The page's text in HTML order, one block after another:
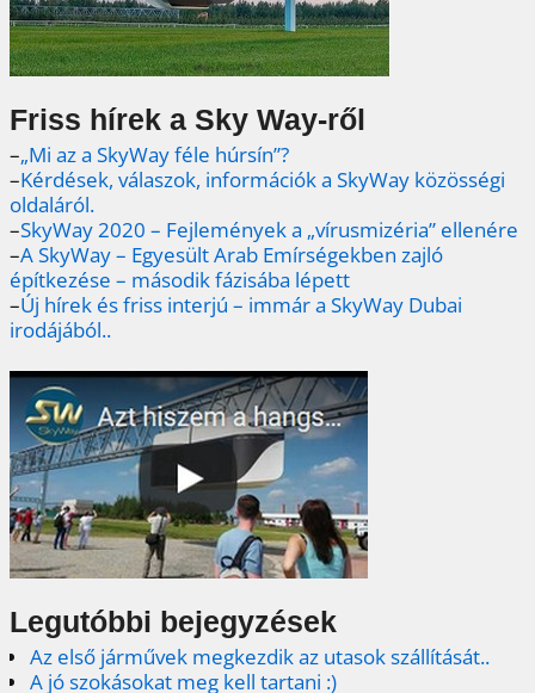
Friss hírek a Sky Way-ről
–„Mi az a SkyWay féle húrsín”?
–Kérdések, válaszok, információk a SkyWay közösségi
oldaláról.
–SkyWay 2020 – Fejlemények a „vírusmizéria” ellenére
–A SkyWay – Egyesült Arab Emírségekben zajló
építkezése – második fázisába lépett
–Új hírek és friss interjú – immár a SkyWay Dubai
irodájából..
Legutóbbi bejegyzések
Az első járművek megkezdik az utasok szállítását..
A jó szokásokat meg kell tartani :)